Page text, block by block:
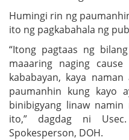
Humingi rin ng
ito ng pagkabahala ng
“Itong pagtaas ng
maaaring naging
kababayan, kaya
paumanhin kung kayo
binibigyang linaw
ito,” dagdag ni
Spokesperson, DOH.